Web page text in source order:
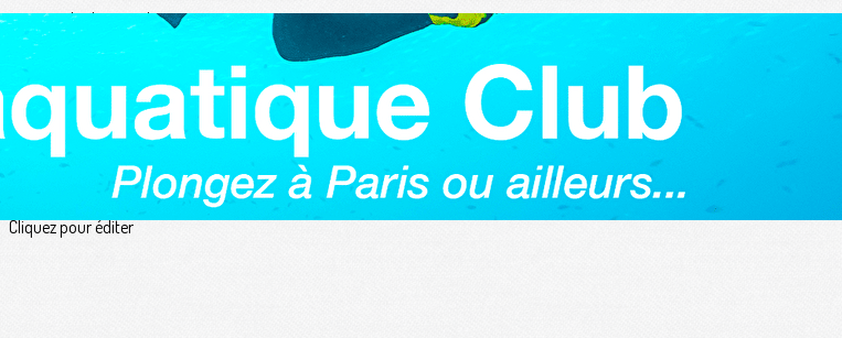
Exporter les lignes sélectionnées
Exporter toutes les colonnes
Exporter uniquement les colonnes affichées
Menu
Images de la page d'accueil
Cliquez pour éditer